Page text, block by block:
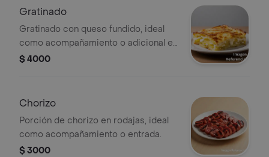
Gratinado
Gratinado con queso fundido, ideal
como acompañamiento o adicional en
tus platos favoritos.
$ 4000
Chorizo
Porción de chorizo en rodajas, ideal
como acompañamiento o entrada.
$ 3000